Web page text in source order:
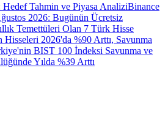
için esnek staking
Tahmin ve Piyasa AnaliziBinance
2026: Bugünün Ücretsiz
Temettüleri Olan 7 Türk Hisse
2026'da %90 Arttı, Savunma
BIST 100 İndeksi Savunma ve
Yılda %39 Arttı